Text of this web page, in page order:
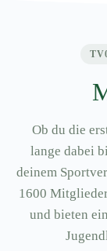
Ob du die
lange dabei
deinem
1600
und bieten